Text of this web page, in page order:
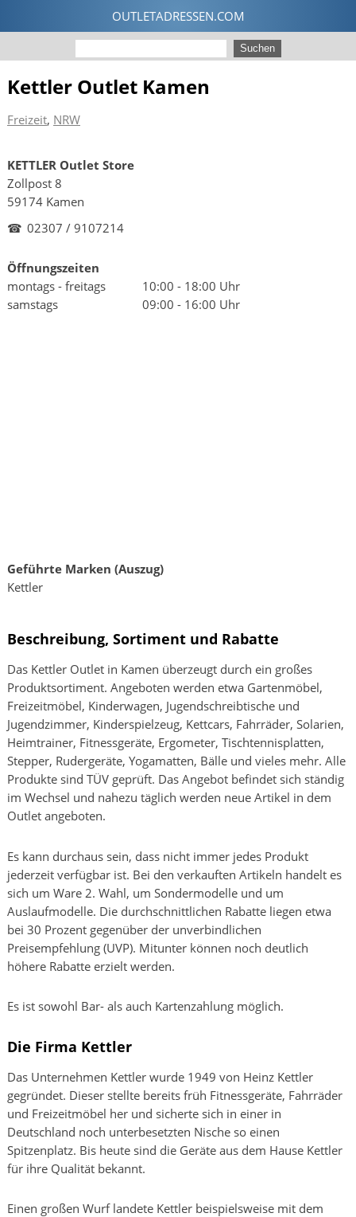
Kettler Outlet Kamen
Freizeit, NRW
KETTLER Outlet Store
Zollpost 8
59174 Kamen
☎ 02307 / 9107214
Öffnungszeiten
montags - freitags
10:00 - 18:00 Uhr
samstags
09:00 - 16:00 Uhr
Geführte Marken (Auszug)
Kettler
Beschreibung, Sortiment und Rabatte
Das Kettler Outlet in Kamen überzeugt durch ein großes
Produktsortiment. Angeboten werden etwa Gartenmöbel,
Freizeitmöbel, Kinderwagen, Jugendschreibtische und
Jugendzimmer, Kinderspielzeug, Kettcars, Fahrräder, Solarien,
Heimtrainer, Fitnessgeräte, Ergometer, Tischtennisplatten,
Stepper, Rudergeräte, Yogamatten, Bälle und vieles mehr. Alle
Produkte sind TÜV geprüft. Das Angebot befindet sich ständig
im Wechsel und nahezu täglich werden neue Artikel in dem
Outlet angeboten.
Es kann durchaus sein, dass nicht immer jedes Produkt
jederzeit verfügbar ist. Bei den verkauften Artikeln handelt es
sich um Ware 2. Wahl, um Sondermodelle und um
Auslaufmodelle. Die durchschnittlichen Rabatte liegen etwa
bei 30 Prozent gegenüber der unverbindlichen
Preisempfehlung (UVP). Mitunter können noch deutlich
höhere Rabatte erzielt werden.
Es ist sowohl Bar- als auch Kartenzahlung möglich.
Die Firma Kettler
Das Unternehmen Kettler wurde 1949 von Heinz Kettler
gegründet. Dieser stellte bereits früh Fitnessgeräte, Fahrräder
und Freizeitmöbel her und sicherte sich in einer in
Deutschland noch unterbesetzten Nische so einen
Spitzenplatz. Bis heute sind die Geräte aus dem Hause Kettler
für ihre Qualität bekannt.
Einen großen Wurf landete Kettler beispielsweise mit dem